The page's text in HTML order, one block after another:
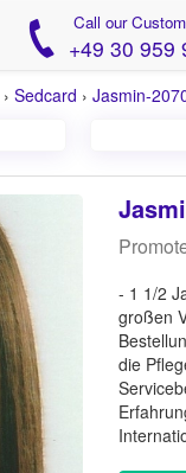
Call our
+49 30 959
› Sedcard › Jasmin-
- 1 1/2
großen
die